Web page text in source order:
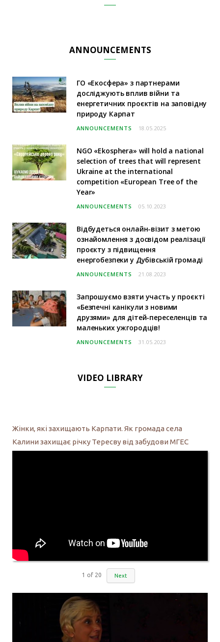
ANNOUNCEMENTS
ГО «Екосфера» з партнерами
досліджують вплив війни та
енергетичних проєктів на заповідну
природу Карпат
ANNOUNCEMENTS 18.05.2025
NGO «Ekosphera» will hold a national
selection of trees that will represent
Ukraine at the international
competition «European Tree of the
Year»
ANNOUNCEMENTS 05.10.2023
Відбудеться онлайн-візит з метою
ознайомлення з досвідом реалізації
проєкту з підвищення
енергобезпеки у Дубівській громаді
ANNOUNCEMENTS 21.08.2023
Запрошуємо взяти участь у проєкті
«Безпечні канікули з новими
друзями» для дітей-переселенців та
маленьких ужгородців!
ANNOUNCEMENTS 31.05.2023
VIDEO LIBRARY
Жінки, які захищають Карпати. Як громада села
Калини захищає річку Тересву від забудови МГЕС
1 of 20 Next